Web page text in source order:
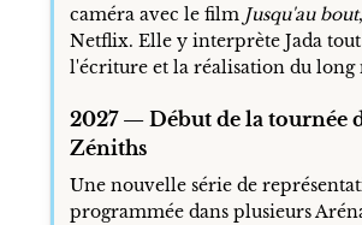
caméra avec le film Jusqu'au bout
Netflix. Elle y interprète Jada tout
l'écriture et la réalisation du long
2027 — Début de la tournée
Zéniths
Une nouvelle série de
programmée dans plusieurs